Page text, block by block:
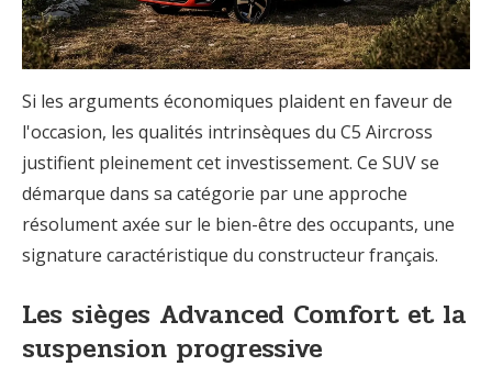
Si les arguments économiques plaident en faveur de
l'occasion, les qualités intrinsèques du C5 Aircross
justifient pleinement cet investissement. Ce SUV se
démarque dans sa catégorie par une approche
résolument axée sur le bien-être des occupants, une
signature caractéristique du constructeur français.
Les sièges Advanced Comfort et la
suspension progressive